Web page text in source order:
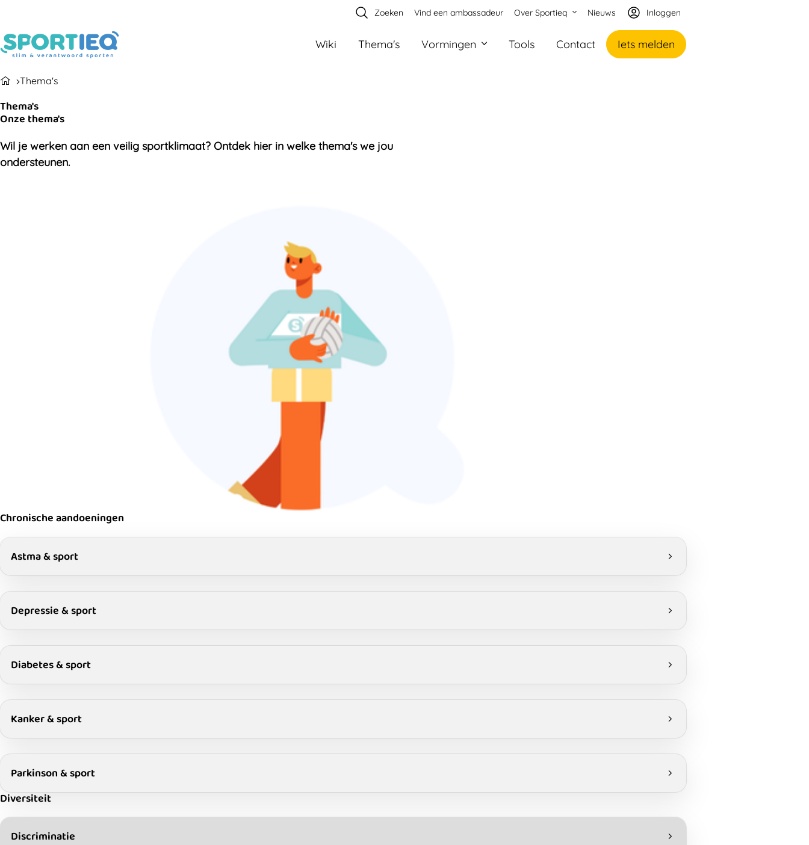
Wiki Thema's Vormingen Tools Contact Iets melden
Zoeken Vind een ambassadeur Over Sportieq Nieuws Inloggen
Thema's
Thema's
Onze thema's
Wil je werken aan een veilig sportklimaat? Ontdek hier in welke thema's we jou
ondersteunen.
Chronische aandoeningen
Astma & sport
Depressie & sport
Diabetes & sport
Kanker & sport
Parkinson & sport
Diversiteit
Discriminatie